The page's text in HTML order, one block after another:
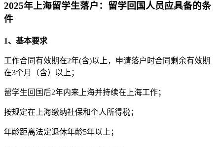
2025年上海留学生落户： 留学回国人员应具备的条
件
1、基本要求
工作合同有效期在2年(含)以上，申请落户时合同剩余有效期
在3个月（含）以上；
留学生回国后2年内来上海并持续在上海工作；
按规定在上海缴纳社保和个人所得税；
年龄距离法定退休年龄5年以上；